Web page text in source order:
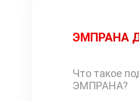
ЭМПРАНА
Что такое
ЭМПРАНА?